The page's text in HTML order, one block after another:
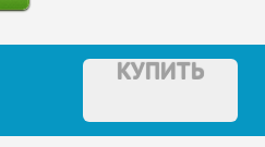
КУПИТЬ